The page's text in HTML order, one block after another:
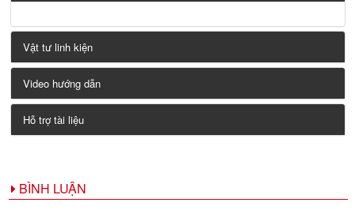
Vật tư linh kiện
Video hướng dẫn
Hỗ trợ tài liệu
BÌNH LUẬN